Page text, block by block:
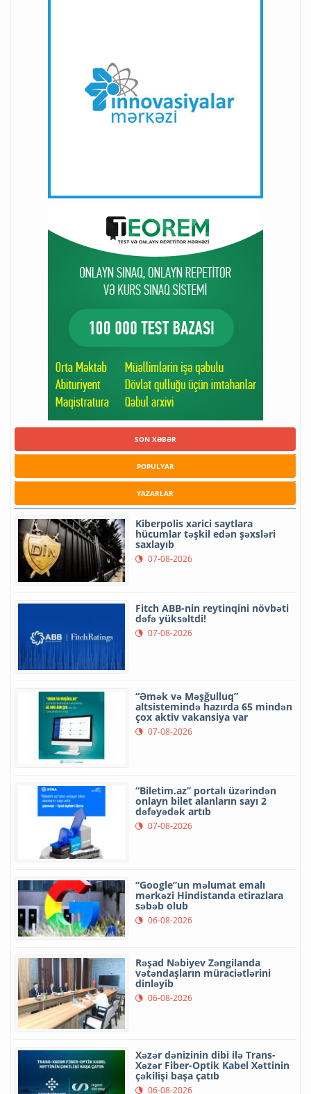
SON XƏBƏR
POPULYAR
YAZARLAR
Kiberpolis xarici saytlara
hücumlar təşkil edən şəxsləri
saxlayıb
07-08-2026
Fitch ABB-nin reytinqini növbəti
dəfə yüksəltdi!
07-08-2026
“Əmək və Məşğulluq”
altsistemində hazırda 65 mindən
çox aktiv vakansiya var
07-08-2026
“Biletim.az” portalı üzərindən
onlayn bilet alanların sayı 2
dəfəyədək artıb
07-08-2026
“Google”un məlumat emalı
mərkəzi Hindistanda etirazlara
səbəb olub
06-08-2026
Rəşad Nəbiyev Zəngilanda
vətəndaşların müraciətlərini
dinləyib
06-08-2026
Xəzər dənizinin dibi ilə Trans-
Xəzər Fiber-Optik Kabel Xəttinin
çəkilişi başa çatıb
06-08-2026